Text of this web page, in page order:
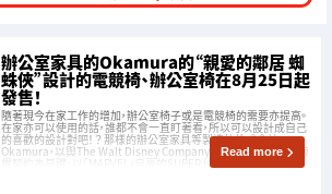
辦公室家具的Okamura的“親愛的鄰居 蜘
蛛俠”設計的電競椅、辦公室椅在8月25日起
發售！
隨著現今在家工作的增加，辦公室椅子或是電競椅的需要亦提高。
在家亦可以使用的話，誰都不會一直盯著看，所以可以設計成自己
的喜歡的設計對吧！？ 那樣的辦公室家具等製造的株式會社
Okamura，以與The Walt Disney Company Japan株式會社的版
權契約為基礎，以「MARVEL」自豪的SUPER HE
Read more